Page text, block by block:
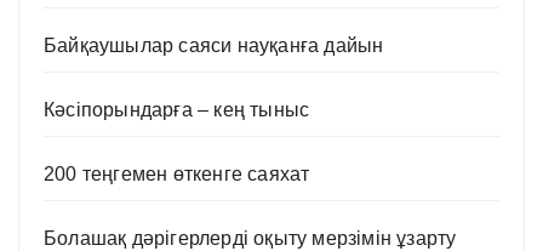
Байқаушылар саяси науқанға дайын
Кәсіпорындарға – кең тыныс
200 теңгемен өткенге саяхат
Болашақ дәрігерлерді оқыту мерзімін ұзарту